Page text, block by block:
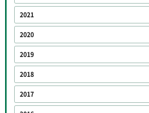
2021
2020
2019
2018
2017